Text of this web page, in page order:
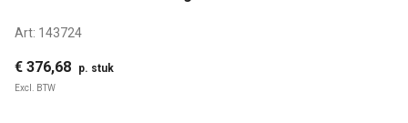
Art: 143724
€ 376,68 p. stuk
Excl. BTW